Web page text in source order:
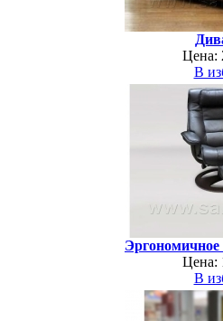
Цена:
В
Эргономичное
Цена:
В